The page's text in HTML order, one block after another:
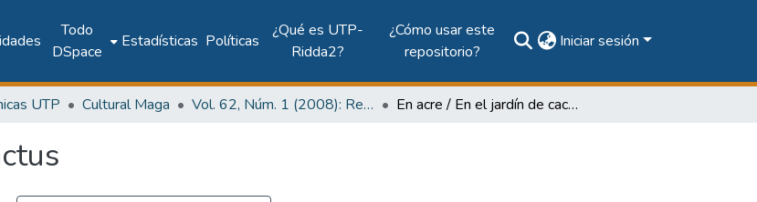
Todo
DSpace
Estadísticas Políticas
¿Qué es UTP-
Ridda2?
¿Cómo usar este
repositorio?
Iniciar sesión
UTP Cultural Maga Vol. 62, Núm. 1 (2008): Revista Maga En acre / En el jardín de cactus